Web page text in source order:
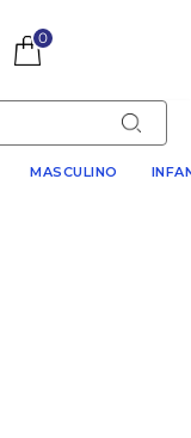
0
MASCULINO